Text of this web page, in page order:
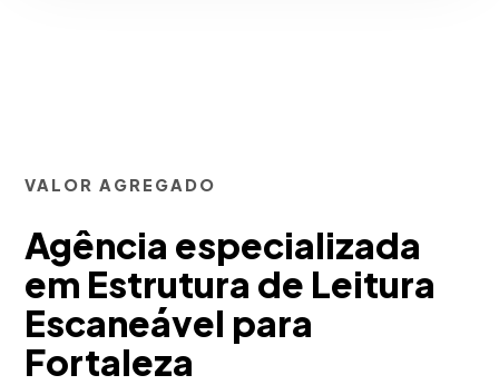
VALOR AGREGADO
Agência especializada
em Estrutura de Leitura
Escaneável para
Fortaleza